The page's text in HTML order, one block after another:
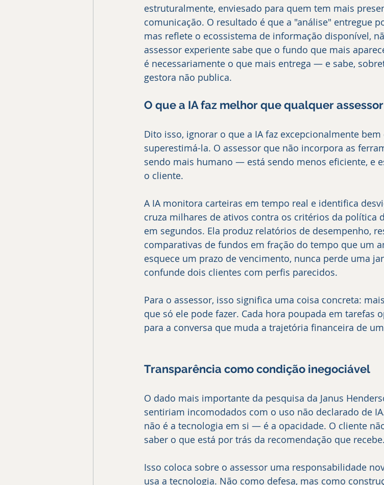
estruturalmente, enviesado para quem tem mais
comunicação. O resultado é que a "análise" entregue
mas reflete o ecossistema de informação disponível,
assessor experiente sabe que o fundo que mais
é necessariamente o que mais entrega — e sabe,
gestora não publica.
O que a IA faz melhor que qualquer
Dito isso, ignorar o que a IA faz excepcionalmente
superestimá-la. O assessor que não incorpora as
sendo mais humano — está sendo menos eficiente, e
o cliente.
A IA monitora carteiras em tempo real e identifica
cruza milhares de ativos contra os critérios da política
em segundos. Ela produz relatórios de desempenho,
comparativas de fundos em fração do tempo que um
esquece um prazo de vencimento, nunca perde uma
confunde dois clientes com perfis parecidos.
Para o assessor, isso significa uma coisa concreta:
que só ele pode fazer. Cada hora poupada em tarefas
para a conversa que muda a trajetória financeira de
Transparência como condição inegociável
O dado mais importante da pesquisa da Janus
sentiriam incomodados com o uso não declarado de
não é a tecnologia em si — é a opacidade. O cliente
saber o que está por trás da recomendação que recebe.
Isso coloca sobre o assessor uma responsabilidade
usa a tecnologia. Não como defesa, mas como